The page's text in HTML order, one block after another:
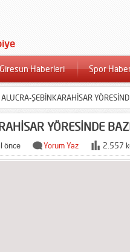
Giresun Haberleri Spor
ALUCRA-ŞEBİNKARAHİSAR
YÖRESİNDE
önce Yorum Yaz 2.557